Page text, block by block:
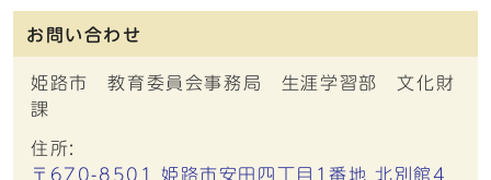
お問い合わせ
姫路市 教育委員会事務局 生涯学習部 文化財
課
住所:
〒670-8501 姫路市安田四丁目1番地 北別館4